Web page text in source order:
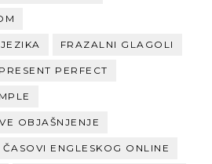
FRAZALNI GLAGOLI
PRESENT PERFECT
OBJAŠNJENJE
ČASOVI ENGLESKOG ONLINE